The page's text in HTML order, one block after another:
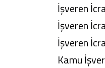
İşveren
İşveren
İşveren
Kamu